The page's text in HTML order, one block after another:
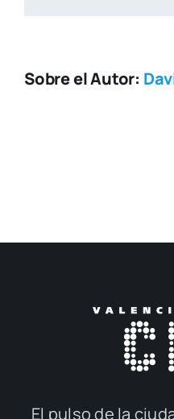
Sobre el Autor:
El pul­so de la